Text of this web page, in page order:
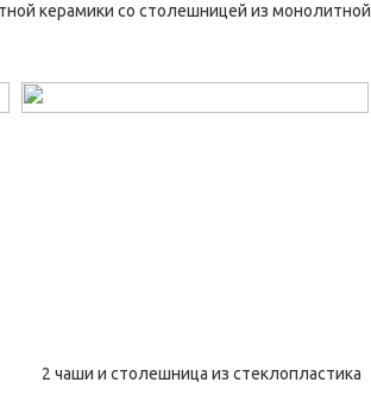
керамики со столешницей из
2 чаши и столешница из стеклопластика